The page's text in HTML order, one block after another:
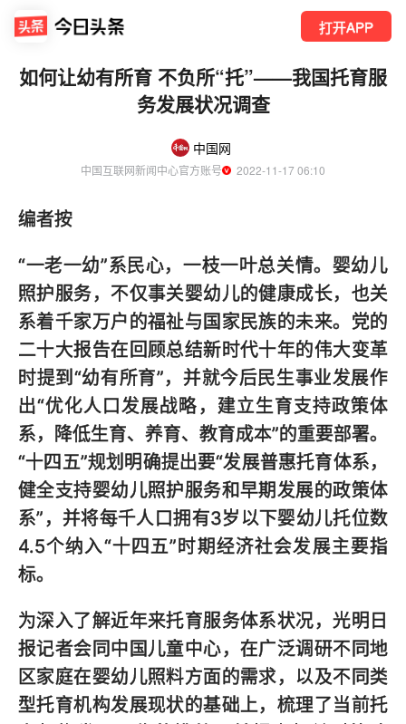
打开APP
如何让幼有所育 不负所“托”——我国托育服
务发展状况调查
中国网
中国互联网新闻中心官方账号
  2022-11-17 06:10
编者按
“一老一幼”系民心，一枝一叶总关情。婴幼儿
照护服务，不仅事关婴幼儿的健康成长，也关
系着千家万户的福祉与国家民族的未来。党的
二十大报告在回顾总结新时代十年的伟大变革
时提到“幼有所育”，并就今后民生事业发展作
出“优化人口发展战略，建立生育支持政策体
系，降低生育、养育、教育成本”的重要部署。
“十四五”规划明确提出要“发展普惠托育体系，
健全支持婴幼儿照护服务和早期发展的政策体
系”，并将每千人口拥有3岁以下婴幼儿托位数
4.5个纳入“十四五”时期经济社会发展主要指
标。
为深入了解近年来托育服务体系状况，光明日
报记者会同中国儿童中心，在广泛调研不同地
区家庭在婴幼儿照料方面的需求，以及不同类
型托育机构发展现状的基础上，梳理了当前托